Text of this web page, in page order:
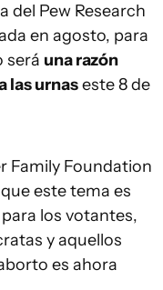
del Pew Research
en agosto, para
será una razón
las urnaseste 8 de
Family Foundation
este tema es
los votantes,
y aquellos
es ahora